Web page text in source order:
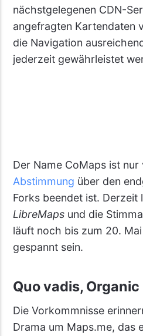
nächstgelegenen CDN-
angefragten Kartendaten
die Navigation
jederzeit gewährleistet
Der Name CoMaps ist
Abstimmung über den
Forks beendet ist. Derzeit
LibreMapsund die
läuft noch bis zum 20.
gespannt sein.
Quo vadis, Organic
Die Vorkommnisse
Drama um Maps.me, das